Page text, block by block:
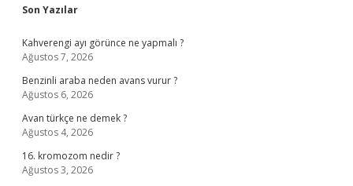
Sidebar
Son Yazılar
Kahverengi ayı görünce ne yapmalı ?
Ağustos 7, 2026
Benzinli araba neden avans vurur ?
Ağustos 6, 2026
Avan türkçe ne demek ?
Ağustos 4, 2026
16. kromozom nedir ?
Ağustos 3, 2026